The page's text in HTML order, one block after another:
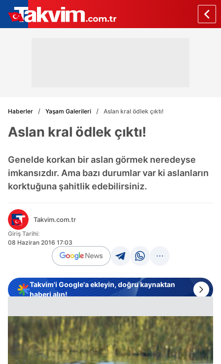
Haberler Yaşam Galerileri Aslan kral ödlek çıktı!
Aslan kral ödlek çıktı!
Genelde korkan bir aslan görmek neredeyse
imkansızdır. Ama bazı durumlar var ki aslanların
korktuğuna şahitlik edebilirsiniz.
Takvim.com.tr
Giriş Tarihi:
08 Haziran 2016 17:03
Takvim'i Google'a ekleyin, doğru kaynaktan
haberi alın!